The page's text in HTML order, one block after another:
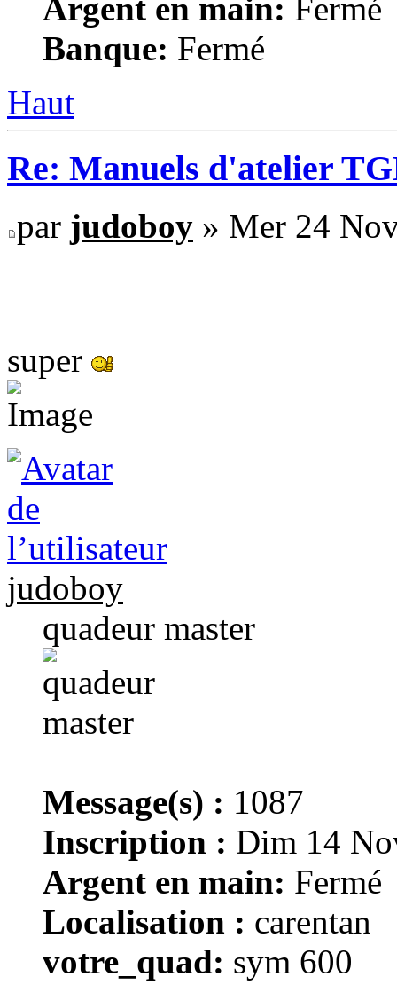
Argent en main: Fermé
Banque: Fermé
Haut
Re: Manuels d'atelier
par judoboy » Mer 24
super
judoboy
quadeur master
Message(s) : 1087
Inscription : Dim 14
Argent en main: Fermé
Localisation : carentan
votre_quad: sym 600